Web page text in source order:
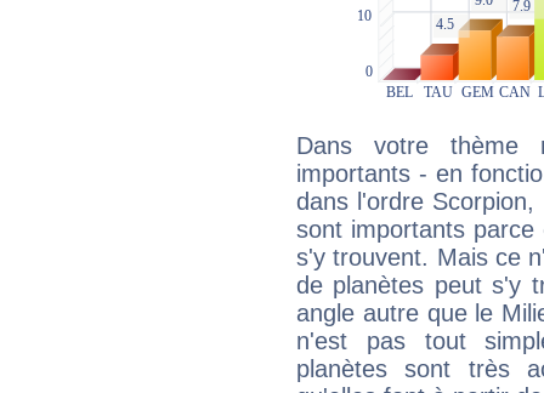
Dans votre thème
importants - en
dans l'ordre
sont importants parce
s'y trouvent. Mais ce
de planètes peut s'y
angle autre que le
n'est pas tout
planètes sont très